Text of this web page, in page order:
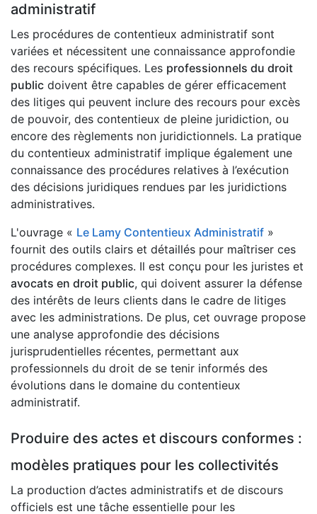
administratif
Les procédures de contentieux administratif sont
variées et nécessitent une connaissance approfondie
des recours spécifiques. Les professionnels du droit
public doivent être capables de gérer efficacement
des litiges qui peuvent inclure des recours pour excès
de pouvoir, des contentieux de pleine juridiction, ou
encore des règlements non juridictionnels. La pratique
du contentieux administratif implique également une
connaissance des procédures relatives à l’exécution
des décisions juridiques rendues par les juridictions
administratives.
L'ouvrage « Le Lamy Contentieux Administratif »
fournit des outils clairs et détaillés pour maîtriser ces
procédures complexes. Il est conçu pour les juristes et
avocats en droit public, qui doivent assurer la défense
des intérêts de leurs clients dans le cadre de litiges
avec les administrations. De plus, cet ouvrage propose
une analyse approfondie des décisions
jurisprudentielles récentes, permettant aux
professionnels du droit de se tenir informés des
évolutions dans le domaine du contentieux
administratif.
Produire des actes et discours conformes :
modèles pratiques pour les collectivités
La production d’actes administratifs et de discours
officiels est une tâche essentielle pour les